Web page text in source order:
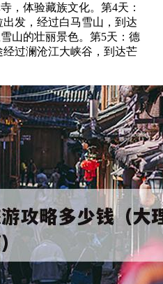
，体验藏族文化。第4天：
发，经过白马雪山，到达
山的壮丽景色。第5天：德
过澜沧江大峡谷，到达芒